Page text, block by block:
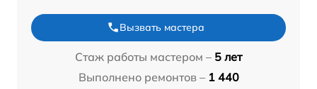
Вызвать мастера
Стаж работы мастером – 5 лет
Выполнено ремонтов – 1 440